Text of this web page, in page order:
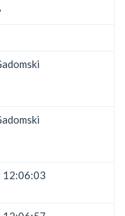
12:06:03